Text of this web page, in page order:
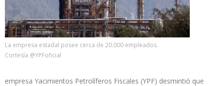
La empresa estadal posee cerca de 20.000 empleados.
Cortesía @YPFoficial
empresa Yacimientos Petrolíferos Fiscales (YPF) desmintió que